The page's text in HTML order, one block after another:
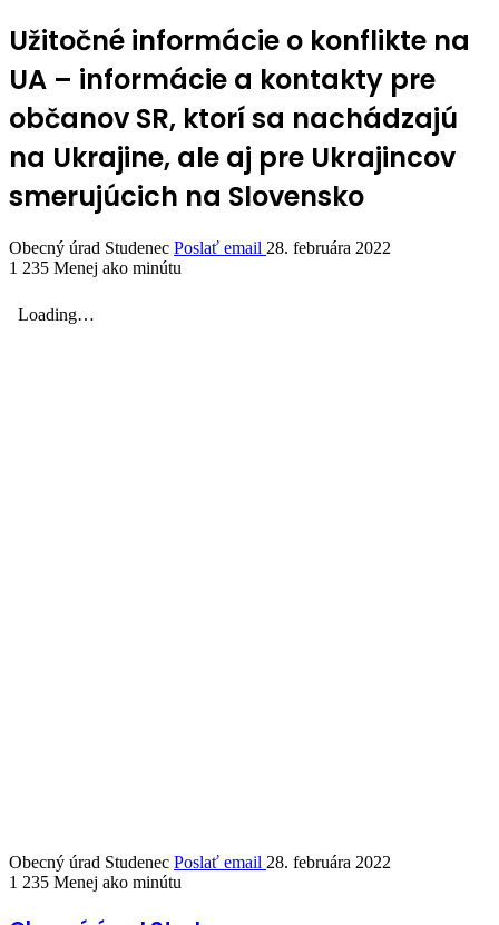
Užitočné informácie o konflikte na
UA – informácie a kontakty pre
občanov SR, ktorí sa nachádzajú
na Ukrajine, ale aj pre Ukrajincov
smerujúcich na Slovensko
Obecný úrad Studenec Poslať email 28. februára 2022
1 235 Menej ako minútu
Obecný úrad Studenec Poslať email 28. februára 2022
1 235 Menej ako minútu